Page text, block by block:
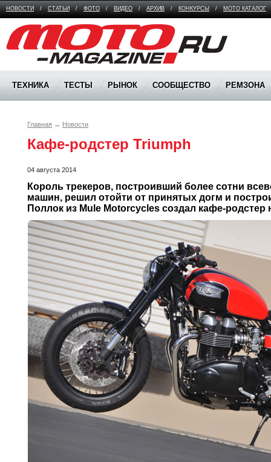
НОВОСТИ / СТАТЬИ / ФОТО / ВИДЕО / АРХИВ / КОНКУРСЫ / МОТО КАТАЛОГ
Moto Magazine
ТЕХНИКА ТЕСТЫ РЫНОК СООБЩЕСТВО РЕМЗОНА
Главная → Новости
Кафе-родстер Triumph
04 августа 2014
Король трекеров, построивший более сотни
машин, решил отойти от принятых догм и
Поллок из Mule Motorcycles создал кафе-родстер